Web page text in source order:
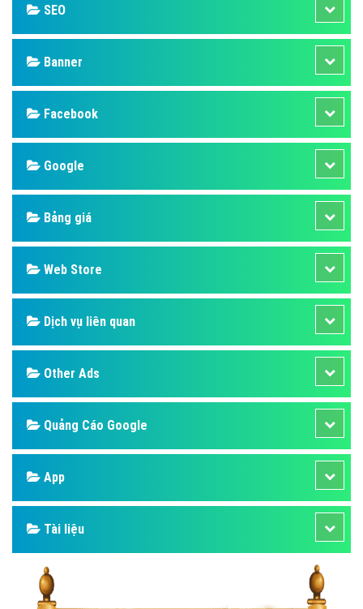
SEO
Banner
Facebook
Google
Bảng giá
Web Store
Dịch vụ liên quan
Other Ads
Quảng Cáo Google
App
Tài liệu